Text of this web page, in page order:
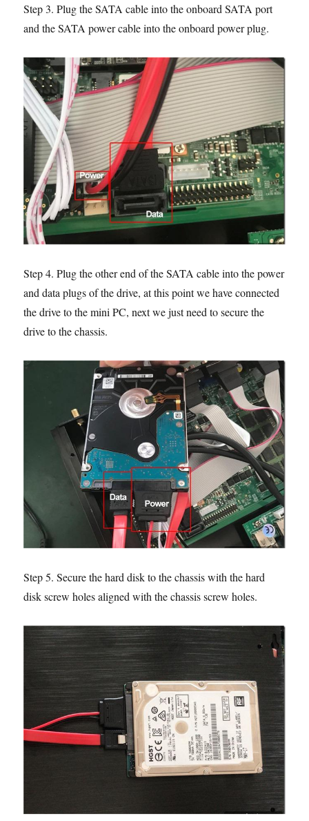
Step 3. Plug the SATA cable into the onboard SATA port
and the SATA power cable into the onboard power plug.
Step 4. Plug the other end of the SATA cable into the power
and data plugs of the drive, at this point we have connected
the drive to the mini PC, next we just need to secure the
drive to the chassis.
Step 5. Secure the hard disk to the chassis with the hard
disk screw holes aligned with the chassis screw holes.